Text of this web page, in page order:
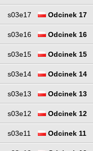
s03e17 Odcinek 17
s03e16 Odcinek 16
s03e15 Odcinek 15
s03e14 Odcinek 14
s03e13 Odcinek 13
s03e12 Odcinek 12
s03e11 Odcinek 11